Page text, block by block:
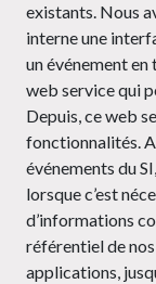
existants. Nous
interne une
un événement
web service qui
Depuis, ce web
fonctionnalités.
événements du
lorsque c’est
d’informations
référentiel de
applications,